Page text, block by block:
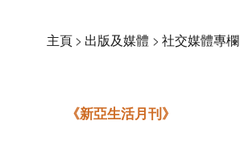
主頁> 出版及媒體 > 社交媒體專欄
《新亞生活月刊》